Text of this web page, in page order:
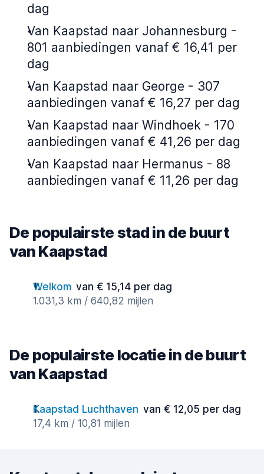
dag
Van Kaapstad naar Johannesburg -
801 aanbiedingen vanaf € 16,41 per
dag
Van Kaapstad naar George - 307
aanbiedingen vanaf € 16,27 per dag
Van Kaapstad naar Windhoek - 170
aanbiedingen vanaf € 41,26 per dag
Van Kaapstad naar Hermanus - 88
aanbiedingen vanaf € 11,26 per dag
De populairste stad in de buurt
van Kaapstad
Welkom van € 15,14 per dag
1.031,3 km / 640,82 mijlen
De populairste locatie in de buurt
van Kaapstad
Kaapstad Luchthaven van € 12,05 per dag
17,4 km / 10,81 mijlen